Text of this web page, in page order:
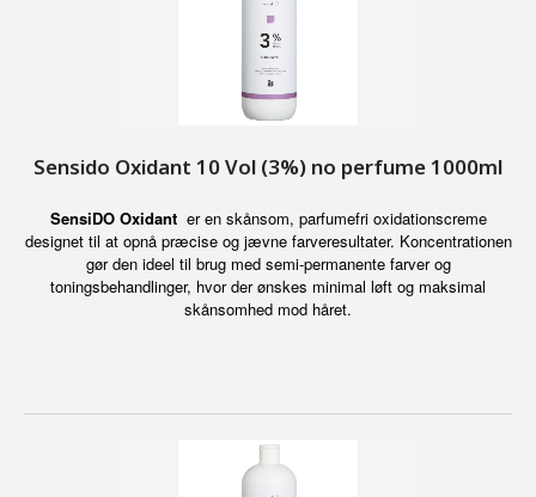
Sensido Oxidant 10 Vol (3%) no perfume 1000ml
SensiDO Oxidant er en skånsom, parfumefri oxidationscreme
designet til at opnå præcise og jævne farveresultater. Koncentrationen
gør den ideel til brug med semi-permanente farver og
toningsbehandlinger, hvor der ønskes minimal løft og maksimal
skånsomhed mod håret.